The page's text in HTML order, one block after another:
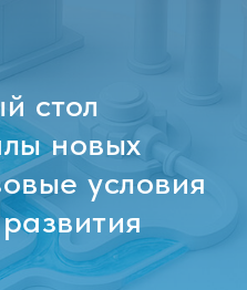
стол
новых
условия